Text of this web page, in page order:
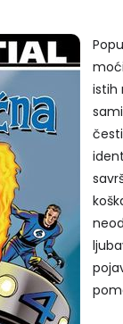
istih